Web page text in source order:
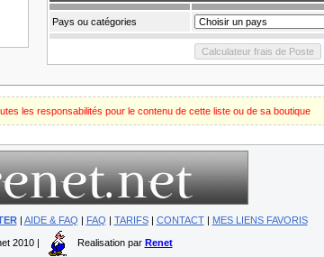
Pays ou catégories
les responsabilités pour le contenu de cette liste ou de sa boutique
| AIDE & FAQ | FAQ | TARIFS| CONTACT| MES LIENS FAVORIS
2010 | Realisation par Renet